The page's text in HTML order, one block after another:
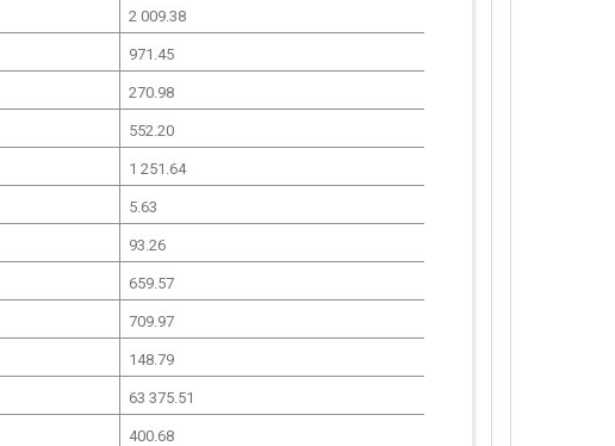
2 009.38
971.45
270.98
552.20
1 251.64
5.63
93.26
659.57
709.97
148.79
63 375.51
400.68